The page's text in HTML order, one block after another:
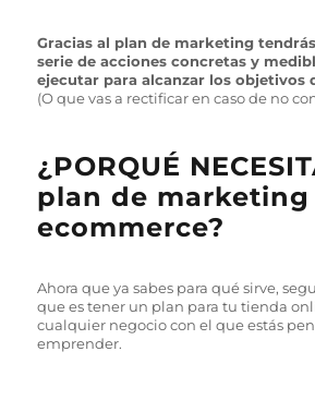
Gracias al plan de marketing
serie de acciones concretas y
ejecutar para alcanzar los objetivos
(O que vas a rectificar en caso de no
¿PORQUÉ
plan de marketing
ecommerce?
Ahora que ya sabes para qué sirve,
que es tener un plan para tu tienda
cualquier negocio con el que estás
emprender.